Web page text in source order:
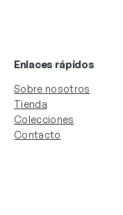
Enlaces rápidos
Sobre nosotros
Tienda
Colecciones
Contacto